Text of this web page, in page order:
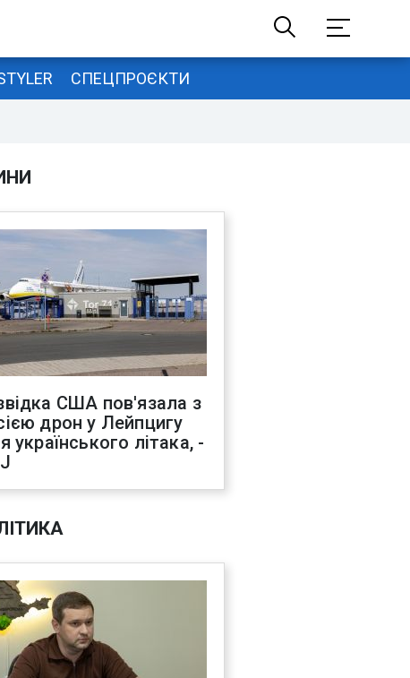
СПЕЦПРОЄКТИ
США пов'язала з
дрон у Лейпцигу
українського літака, -